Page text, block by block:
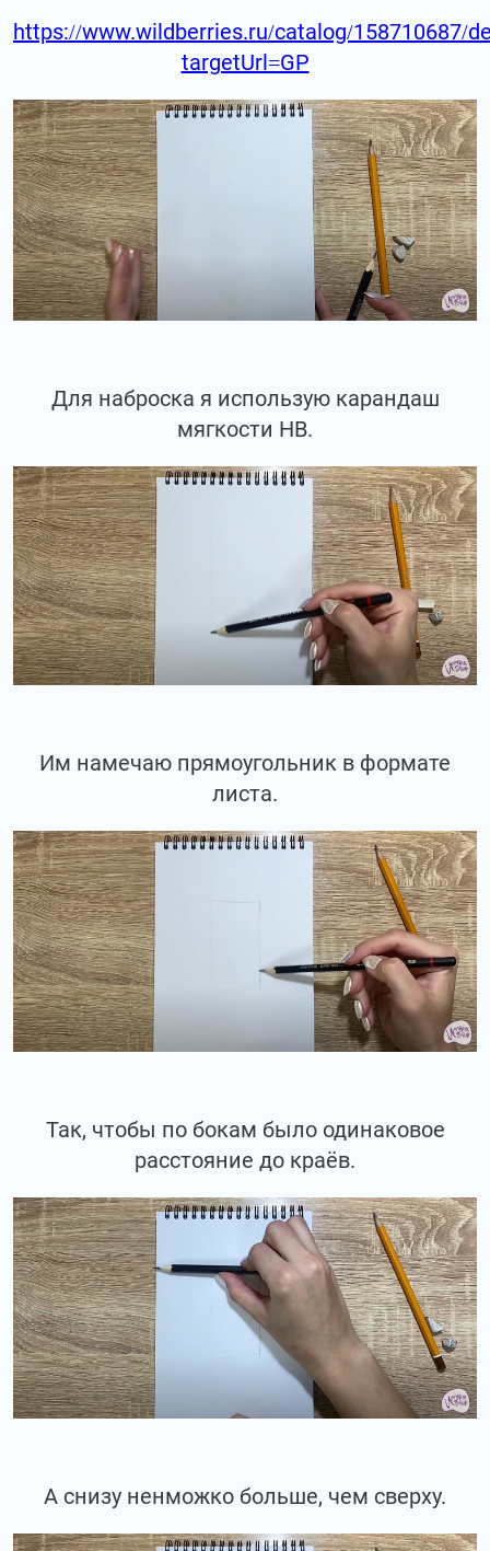
https://www.wildberries.ru/catalog/158710687/
targetUrl=GP
Для наброска я использую карандаш
мягкости НВ.
Им намечаю прямоугольник в формате
листа.
Так, чтобы по бокам было одинаковое
расстояние до краёв.
А снизу ненможко больше, чем сверху.